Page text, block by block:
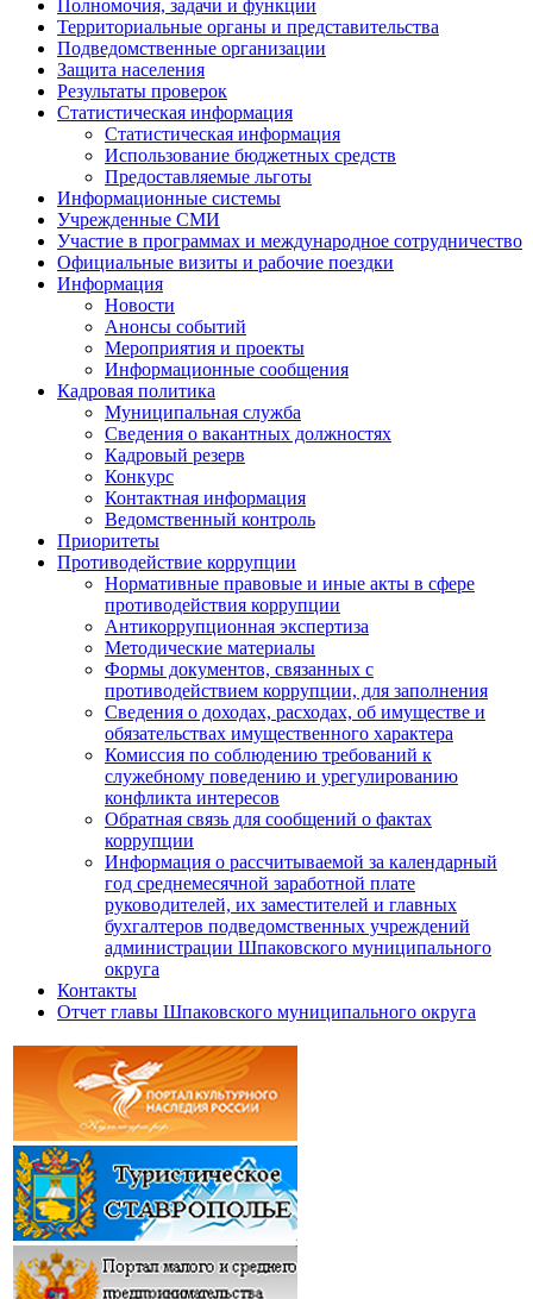
Полномочия, задачи и функции
Территориальные органы и представительства
Подведомственные организации
Защита населения
Результаты проверок
Статистическая информация
Статистическая информация
Использование бюджетных средств
Предоставляемые льготы
Информационные системы
Учрежденные СМИ
Участие в программах и международное сотрудничество
Официальные визиты и рабочие поездки
Информация
Новости
Анонсы событий
Мероприятия и проекты
Информационные сообщения
Кадровая политика
Муниципальная служба
Сведения о вакантных должностях
Кадровый резерв
Конкурс
Контактная информация
Ведомственный контроль
Приоритеты
Противодействие коррупции
Нормативные правовые и иные акты в сфере
противодействия коррупции
Антикоррупционная экспертиза
Методические материалы
Формы документов, связанных с
противодействием коррупции, для заполнения
Сведения о доходах, расходах, об имуществе и
обязательствах имущественного характера
Комиссия по соблюдению требований к
служебному поведению и урегулированию
конфликта интересов
Обратная связь для сообщений о фактах
коррупции
Информация о рассчитываемой за календарный
год среднемесячной заработной плате
руководителей, их заместителей и главных
бухгалтеров подведомственных учреждений
администрации Шпаковского муниципального
округа
Контакты
Отчет главы Шпаковского муниципального округа